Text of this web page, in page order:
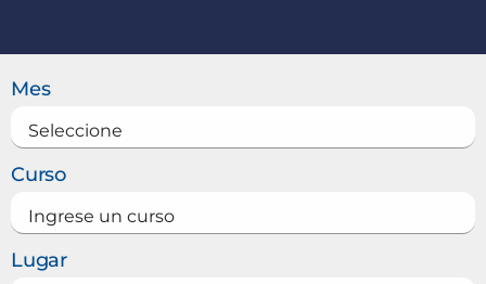
Buscar un curso
Mes
Curso
Lugar